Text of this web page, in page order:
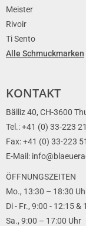
Meister
Rivoir
Ti Sento
Alle Schmuckmarken
KONTAKT
Bälliz 40, CH-3600
Tel.: +41 (0) 33-223
Fax: +41 (0) 33-223
E-Mail:
ÖFFNUNGSZEITEN
Mo., 13:30 – 18:30
Di - Fr., 9:00 - 12:15 &
Sa., 9:00 – 17:00 Uhr